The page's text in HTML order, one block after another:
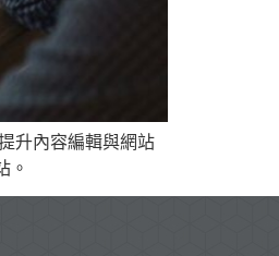
升內容編輯與網站
。